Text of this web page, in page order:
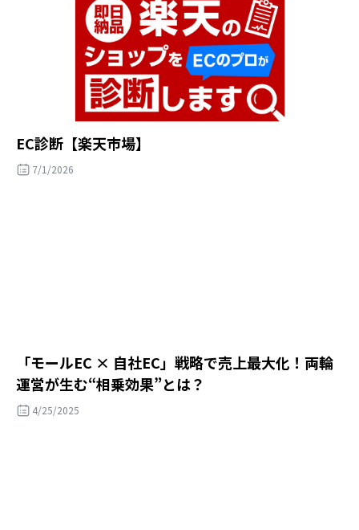
EC診断【楽天市場】
7/1/2026
「モールEC × 自社EC」戦略で売上最大化！両輪
運営が生む“相乗効果”とは？
4/25/2025